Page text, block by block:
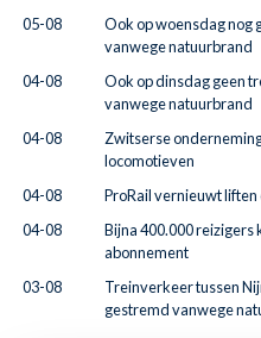
05-08
Ook op woensdag nog
vanwege natuurbrand
04-08
Ook op dinsdag geen
vanwege natuurbrand
04-08
Zwitserse
locomotieven
04-08
ProRail vernieuwt
04-08
Bijna 400.000 reizigers
abonnement
03-08
Treinverkeer tussen
gestremd vanwege